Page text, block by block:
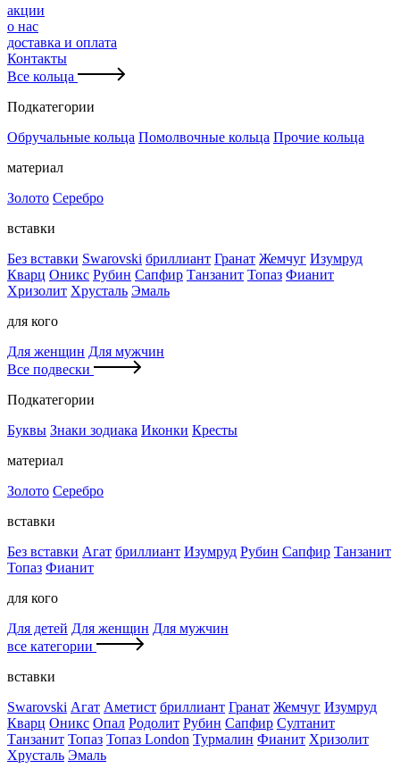
акции
о нас
доставка и оплата
Контакты
Все кольца
Подкатегории
Обручальные кольца Помолвочные кольца Прочие кольца
материал
Золото Серебро
вставки
Без вставки Swarovski бриллиант Гранат Жемчуг Изумруд
Кварц Оникс Рубин Сапфир Танзанит Топаз Фианит
Хризолит Хрусталь Эмаль
для кого
Для женщин Для мужчин
Все подвески
Подкатегории
Буквы Знаки зодиака Иконки Кресты
материал
Золото Серебро
вставки
Без вставки Агат бриллиант Изумруд Рубин Сапфир Танзанит
Топаз Фианит
для кого
Для детей Для женщин Для мужчин
все категории
вставки
Swarovski Агат Аметист бриллиант Гранат Жемчуг Изумруд
Кварц Оникс Опал Родолит Рубин Сапфир Султанит
Танзанит Топаз Топаз London Турмалин Фианит Хризолит
Хрусталь Эмаль